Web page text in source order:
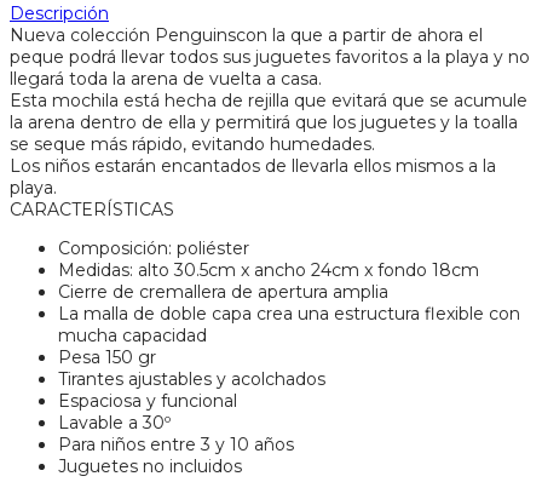
Descripción
Nueva colección Penguinscon la que a partir de ahora el
peque podrá llevar todos sus juguetes favoritos a la playa y no
llegará toda la arena de vuelta a casa.
Esta mochila está hecha de rejilla que evitará que se acumule
la arena dentro de ella y permitirá que los juguetes y la toalla
se seque más rápido, evitando humedades.
Los niños estarán encantados de llevarla ellos mismos a la
playa.
CARACTERÍSTICAS
Composición: poliéster
Medidas: alto 30.5cm x ancho 24cm x fondo 18cm
Cierre de cremallera de apertura amplia
La malla de doble capa crea una estructura flexible con
mucha capacidad
Pesa 150 gr
Tirantes ajustables y acolchados
Espaciosa y funcional
Lavable a 30º
Para niños entre 3 y 10 años
Juguetes no incluidos